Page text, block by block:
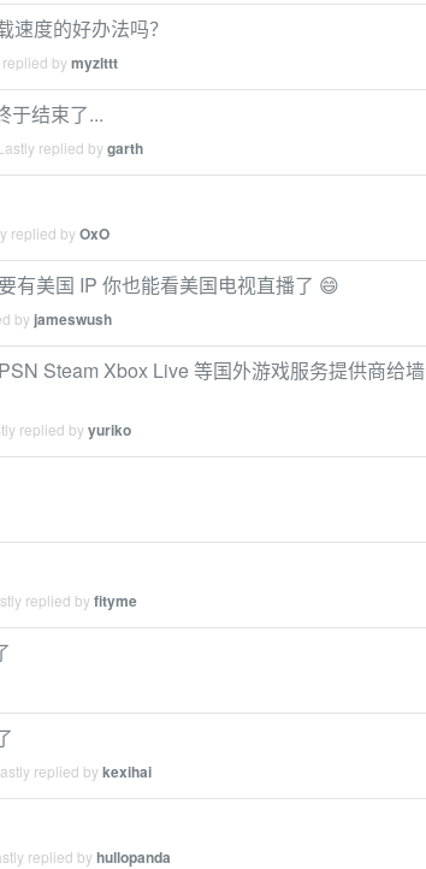
速度的好办法吗？
bymyzlttt
于结束了...
replied bygarth
replied byOxO
有美国 IP 你也能看美国电视直播了 😄
by jameswush
Steam Xbox Live 等国外游戏服务提供商给墙
replied byyuriko
replied byfityme
replied bykexihai
replied byhullopanda